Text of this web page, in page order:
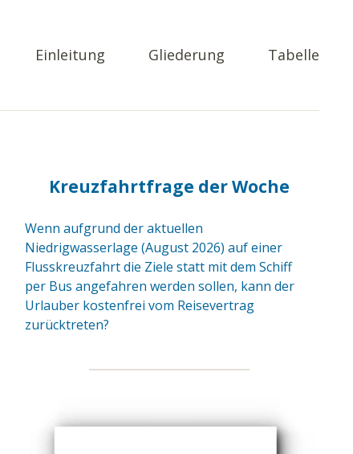
Einleitung Gliederung Tabelle
Kreuzfahrtfrage der Woche
Wenn aufgrund der aktuellen
Niedrigwasserlage (August 2026) auf einer
Flusskreuzfahrt die Ziele statt mit dem Schiff
per Bus angefahren werden sollen, kann der
Urlauber kostenfrei vom Reisevertrag
zurücktreten?